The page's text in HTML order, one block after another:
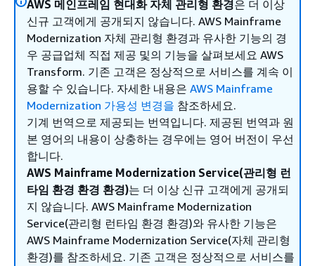
AWS 메인프레임 현대화 자체 관리형 환경은 더 이상
신규 고객에게 공개되지 않습니다. AWS Mainframe
Modernization 자체 관리형 환경과 유사한 기능의 경
우 공급업체 직접 제공 및의 기능을 살펴보세요 AWS
Transform. 기존 고객은 정상적으로 서비스를 계속 이
용할 수 있습니다. 자세한 내용은 AWS Mainframe
Modernization 가용성 변경을 참조하세요.
기계 번역으로 제공되는 번역입니다. 제공된 번역과 원
본 영어의 내용이 상충하는 경우에는 영어 버전이 우선
합니다.
AWS Mainframe Modernization Service(관리형 런
타임 환경 환경 환경)는 더 이상 신규 고객에게 공개되
지 않습니다. AWS Mainframe Modernization
Service(관리형 런타임 환경 환경)와 유사한 기능은
AWS Mainframe Modernization Service(자체 관리형
환경)를 참조하세요. 기존 고객은 정상적으로 서비스를